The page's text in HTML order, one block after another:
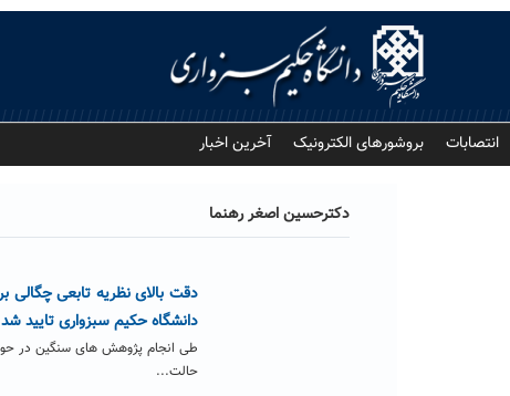
انتصابات بروشورهای الکترونیک آخرین اخبار
دکترحسین اصغر رهنما
دقت بالای نظریه تابعی چگالی
دانشگاه حکیم سبزواری تایید شد
حالت...